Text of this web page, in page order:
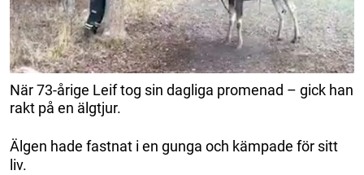
När 73-årige Leif tog sin dagliga promenad – gick han
rakt på en älgtjur.
Älgen hade fastnat i en gunga och kämpade för sitt
liv.